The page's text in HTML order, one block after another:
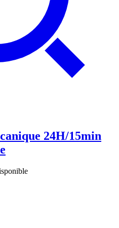
24H/15min